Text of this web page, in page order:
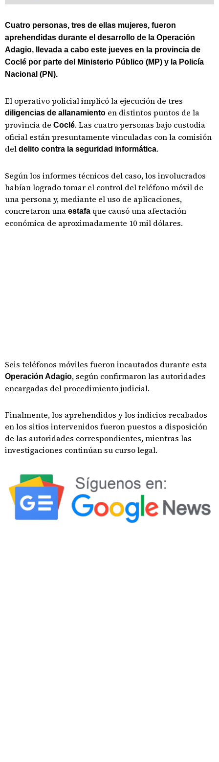
Cuatro personas, tres de ellas mujeres, fueron
aprehendidas durante el desarrollo de la Operación
Adagio, llevada a cabo este jueves en la provincia de
Coclé por parte del Ministerio Público (MP) y la Policía
Nacional (PN).
El operativo policial implicó la ejecución de tres
diligencias de allanamiento en distintos puntos de la
provincia de Coclé. Las cuatro personas bajo custodia
oficial están presuntamente vinculadas con la comisión
del delito contra la seguridad informática.
Según los informes técnicos del caso, los involucrados
habían logrado tomar el control del teléfono móvil de
una persona y, mediante el uso de aplicaciones,
concretaron una estafa que causó una afectación
económica de aproximadamente 10 mil dólares.
Seis teléfonos móviles fueron incautados durante esta
Operación Adagio, según confirmaron las autoridades
encargadas del procedimiento judicial.
Finalmente, los aprehendidos y los indicios recabados
en los sitios intervenidos fueron puestos a disposición
de las autoridades correspondientes, mientras las
investigaciones continúan su curso legal.